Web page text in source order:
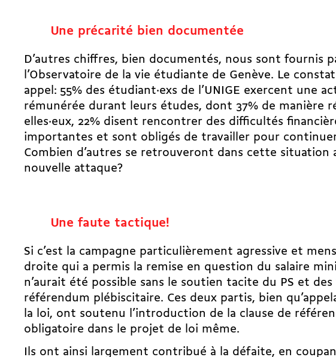
Une précarité bien documentée
D’autres chiffres, bien documentés, nous sont fournis
l’Observatoire de la vie étudiante de Genève. Le
appel: 55% des étudiant·exs de l’UNIGE exercent une
rémunérée durant leurs études, dont 37% de manière
elles·eux, 22% disent rencontrer des difficultés
importantes et sont obligés de travailler pour
Combien d’autres se retrouveront dans cette situation
nouvelle attaque?
Une faute tactique!
Si c’est la campagne particulièrement agressive et
droite qui a permis la remise en question du salaire
n’aurait été possible sans le soutien tacite du PS et des
référendum plébiscitaire. Ces deux partis, bien
la loi, ont soutenu l’introduction de la clause de
obligatoire dans le projet de loi même.
Ils ont ainsi largement contribué à la défaite, en